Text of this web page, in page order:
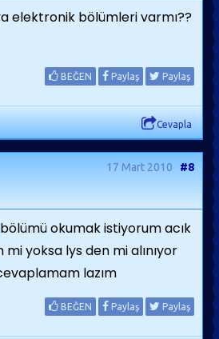
elektronik bölümleri varmı??
BEĞEN Paylaş Paylaş
Cevapla
17 Mart 2010 #8
okumak istiyorum acık
yoksa lys den mi alınıyor
lazım
BEĞEN Paylaş Paylaş